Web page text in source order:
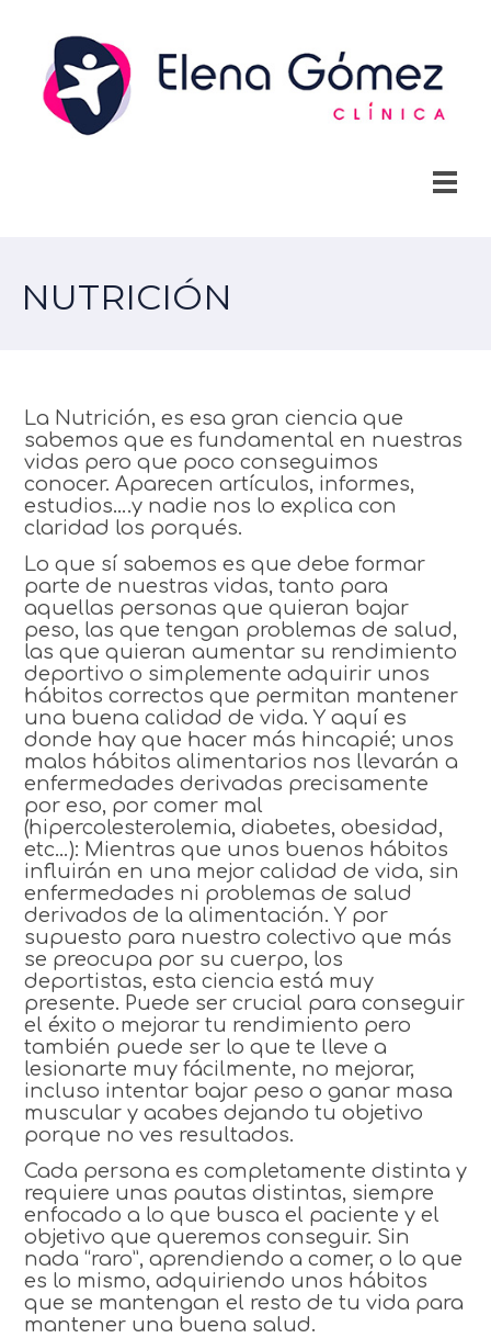
NUTRICIÓN
La Nutrición, es esa gran ciencia que
sabemos que es fundamental en nuestras
vidas pero que poco conseguimos
conocer. Aparecen artículos, informes,
estudios….y nadie nos lo explica con
claridad los porqués.
Lo que sí sabemos es que debe formar
parte de nuestras vidas, tanto para
aquellas personas que quieran bajar
peso, las que tengan problemas de salud,
las que quieran aumentar su rendimiento
deportivo o simplemente adquirir unos
hábitos correctos que permitan mantener
una buena calidad de vida. Y aquí es
donde hay que hacer más hincapié; unos
malos hábitos alimentarios nos llevarán a
enfermedades derivadas precisamente
por eso, por comer mal
(hipercolesterolemia, diabetes, obesidad,
etc…): Mientras que unos buenos hábitos
influirán en una mejor calidad de vida, sin
enfermedades ni problemas de salud
derivados de la alimentación. Y por
supuesto para nuestro colectivo que más
se preocupa por su cuerpo, los
deportistas, esta ciencia está muy
presente. Puede ser crucial para conseguir
el éxito o mejorar tu rendimiento pero
también puede ser lo que te lleve a
lesionarte muy fácilmente, no mejorar,
incluso intentar bajar peso o ganar masa
muscular y acabes dejando tu objetivo
porque no ves resultados.
Cada persona es completamente distinta y
requiere unas pautas distintas, siempre
enfocado a lo que busca el paciente y el
objetivo que queremos conseguir. Sin
nada “raro”, aprendiendo a comer, o lo que
es lo mismo, adquiriendo unos hábitos
que se mantengan el resto de tu vida para
mantener una buena salud.